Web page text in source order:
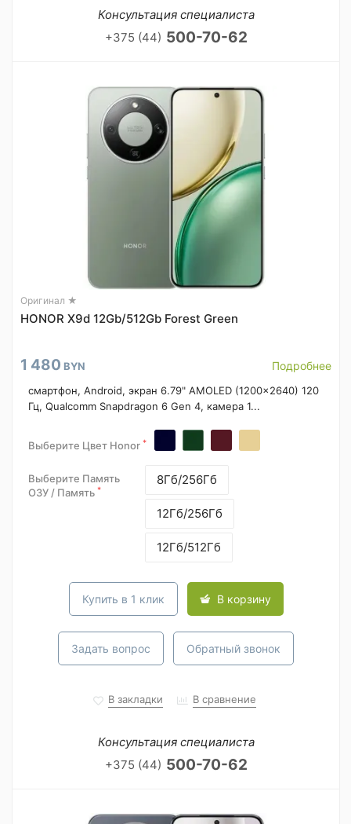
Консультация специалиста
+375 (44) 500-70-62
Оригинал ★
HONOR X9d 12Gb/512Gb Forest Green
1 480 BYN Подробнее
смартфон, Android, экран 6.79" AMOLED (1200x2640) 120
Гц, Qualcomm Snapdragon 6 Gen 4, камера 1...
Выберите Цвет Honor *
Выберите Память
ОЗУ / Память *
8Гб/256Гб
12Гб/256Гб
12Гб/512Гб
Купить в 1 клик В корзину
Задать вопрос Обратный звонок
В закладки В сравнение
Консультация специалиста
+375 (44) 500-70-62